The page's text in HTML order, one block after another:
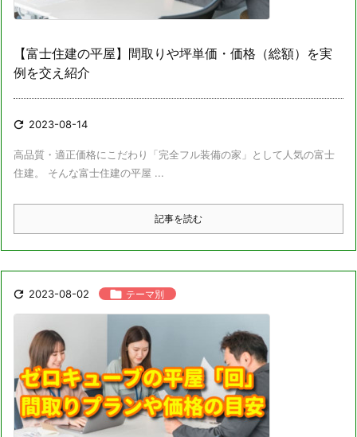
【富士住建の平屋】間取りや坪単価・価格（総額）を実
例を交え紹介
 2023-08-14
高品質・適正価格にこだわり「完全フル装備の家」として人気の富士
住建。 そんな富士住建の平屋 ...
記事を読む
 2023-08-02  テーマ別